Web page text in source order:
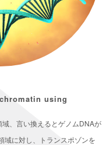
using
、言い換えるとゲノムDNAが
域に対し、トランスポゾンを